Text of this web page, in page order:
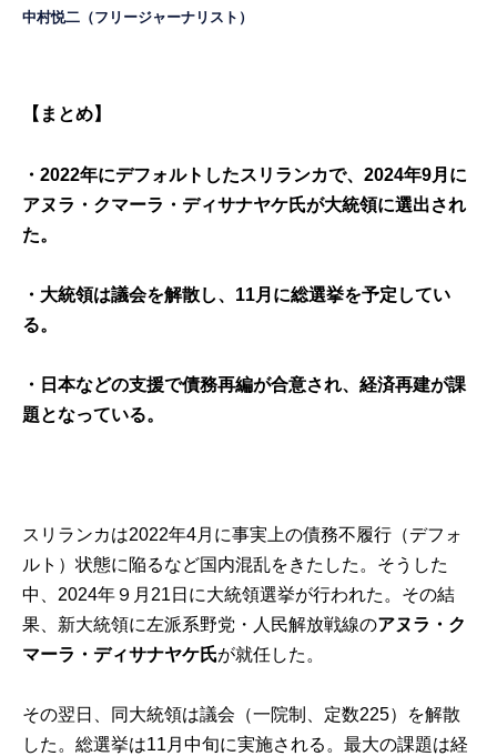
中村悦二（フリージャーナリスト）
【まとめ】
・2022年にデフォルトしたスリランカで、2024年9月に
アヌラ・クマーラ・ディサナヤケ氏が大統領に選出され
た。
・大統領は議会を解散し、11月に総選挙を予定してい
る。
・日本などの支援で債務再編が合意され、経済再建が課
題となっている。
スリランカは2022年4月に事実上の債務不履行（デフォ
ルト）状態に陥るなど国内混乱をきたした。そうした
中、2024年９月21日に大統領選挙が行われた。その結
果、新大統領に左派系野党・人民解放戦線のアヌラ・ク
マーラ・ディサナヤケ氏が就任した。
その翌日、同大統領は議会（一院制、定数225）を解散
した。総選挙は11月中旬に実施される。最大の課題は経